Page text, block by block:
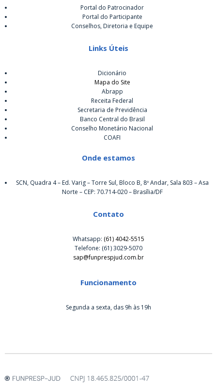
Portal do Patrocinador
Portal do Participante
Conselhos, Diretoria e Equipe
Links Úteis
Dicionário
Mapa do Site
Abrapp
Receita Federal
Secretaria de Previdência
Banco Central do Brasil
Conselho Monetário Nacional
COAFI
Onde estamos
SCN, Quadra 4 – Ed. Varig – Torre Sul, Bloco B, 8º Andar, Sala 803 – Asa
Norte – CEP: 70.714-020 – Brasília/DF
Contato
Whatsapp: (61) 4042-5515
Telefone: (61) 3029-5070
sap@funprespjud.com.br
Funcionamento
Segunda a sexta, das 9h às 19h